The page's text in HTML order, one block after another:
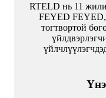
RTELD нь 11
FEYED FEYED,
тогтвортой